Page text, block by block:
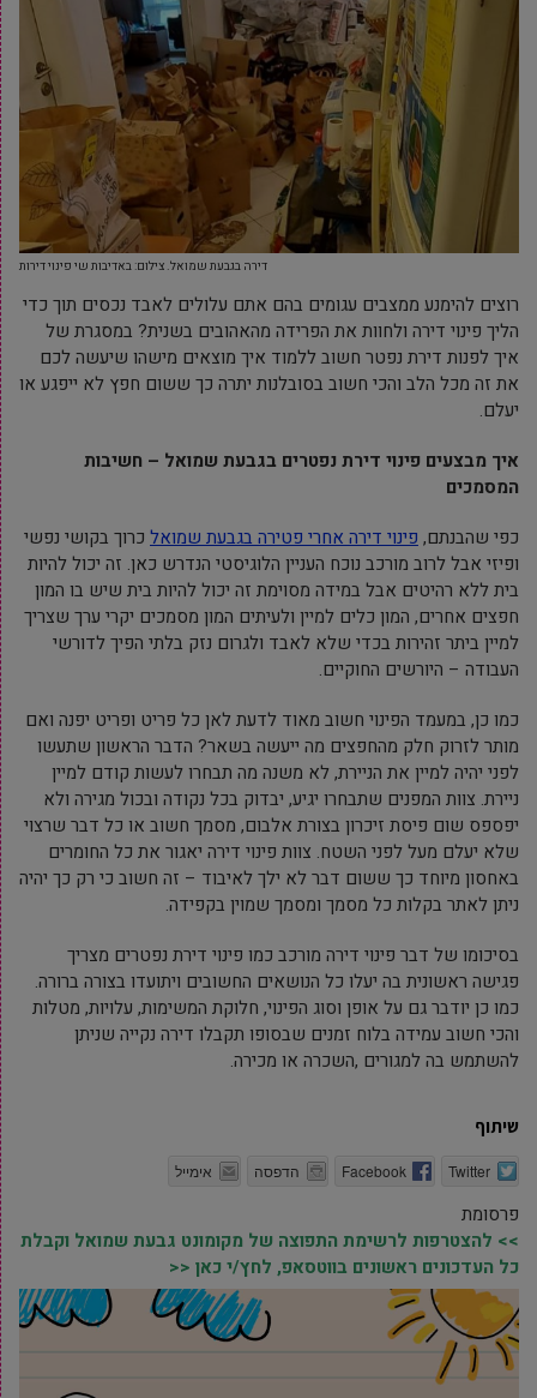
דירה בגבעת שמואל. צילום: באדיבות שי פינוי דירות
רוצים להימנע ממצבים עגומים בהם אתם עלולים לאבד נכסים תוך כדי
הליך פינוי דירה ולחוות את הפרידה מהאהובים בשנית? במסגרת של
איך לפנות דירת נפטר חשוב ללמוד איך מוצאים מישהו שיעשה לכם
את זה מכל הלב והכי חשוב בסובלנות יתרה כך ששום חפץ לא ייפגע או
יעלם.
איך מבצעים פינוי דירת נפטרים בגבעת שמואל – חשיבות
המסמכים
כפי שהבנתם, פינוי דירה אחרי פטירה בגבעת שמואל כרוך בקושי נפשי
ופיזי אבל לרוב מורכב נוכח העניין הלוגיסטי הנדרש כאן. זה יכול להיות
בית ללא רהיטים אבל במידה מסוימת זה יכול להיות בית שיש בו המון
חפצים אחרים, המון כלים למיין ולעיתים המון מסמכים יקרי ערך שצריך
למיין ביתר זהירות בכדי שלא לאבד ולגרום נזק בלתי הפיך לדורשי
העבודה – היורשים החוקיים.
כמו כן, במעמד הפינוי חשוב מאוד לדעת לאן כל פריט ופריט יפנה ואם
מותר לזרוק חלק מהחפצים מה ייעשה בשאר? הדבר הראשון שתעשו
לפני יהיה למיין את הניירת, לא משנה מה תבחרו לעשות קודם למיין
ניירת. צוות המפנים שתבחרו יגיע, יבדוק בכל נקודה ובכול מגירה ולא
יפספס שום פיסת זיכרון בצורת אלבום, מסמך חשוב או כל דבר שרצוי
שלא יעלם מעל לפני השטח. צוות פינוי דירה יאגור את כל החומרים
באחסון מיוחד כך ששום דבר לא ילך לאיבוד – זה חשוב כי רק כך יהיה
ניתן לאתר בקלות כל מסמך ומסמך שמוין בקפידה.
בסיכומו של דבר פינוי דירה מורכב כמו פינוי דירת נפטרים מצריך
פגישה ראשונית בה יעלו כל הנושאים החשובים ויתועדו בצורה ברורה.
כמו כן יודבר גם על אופן וסוג הפינוי, חלוקת המשימות, עלויות, מטלות
והכי חשוב עמידה בלוח זמנים שבסופו תקבלו דירה נקייה שניתן
להשתמש בה למגורים ,השכרה או מכירה.
שיתוף
Twitter
Facebook הדפסה אימייל
פרסומת
>> להצטרפות לרשימת התפוצה של מקומונט גבעת שמואל וקבלת
כל העדכונים ראשונים בווטסאפ, לחץ/י כאן <<